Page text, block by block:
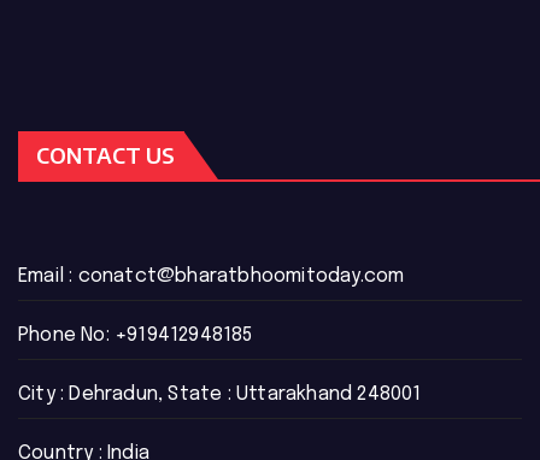
CONTACT US
Email : conatct@bharatbhoomitoday.com
Phone No: +919412948185
City : Dehradun, State : Uttarakhand 248001
Country : India